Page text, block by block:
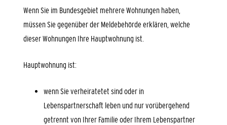
Wenn Sie im Bundesgebiet mehrere Wohnungen haben,
müssen Sie gegenüber der Meldebehörde erklären, welche
dieser Wohnungen Ihre Hauptwohnung ist.
Hauptwohnung ist:
wenn Sie verheiratetet sind oder in
Lebenspartnerschaft leben und nur vorübergehend
getrennt von Ihrer Familie oder Ihrem Lebenspartner